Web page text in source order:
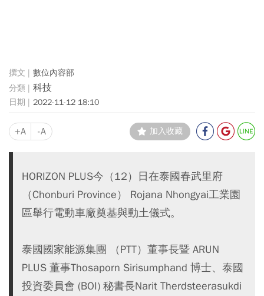
數位內容部
科技
2022-11-12 18:10
+A -A 加入收藏
HORIZON PLUS今（12）日在泰國春武里府
（Chonburi Province） Rojana Nhongyai工業園
區舉行電動車廠奠基與動土儀式。
泰國國家能源集團 （PTT）董事長暨 ARUN
PLUS 董事Thosaporn Sirisumphand 博士、泰國
投資委員會 (BOI) 秘書長Narit Therdsteerasukdi